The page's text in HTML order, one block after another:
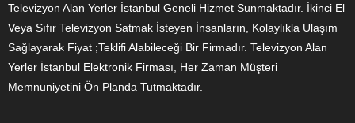
Televizyon Alan Yerler İstanbul Geneli Hizmet Sunmaktadır. İkinci El
Veya Sıfır Televizyon Satmak İsteyen İnsanların, Kolaylıkla Ulaşım
Sağlayarak Fiyat ;Teklifi Alabileceği Bir Firmadır. Televizyon Alan
Yerler İstanbul Elektronik Firması, Her Zaman Müşteri
Memnuniyetini Ön Planda Tutmaktadır.